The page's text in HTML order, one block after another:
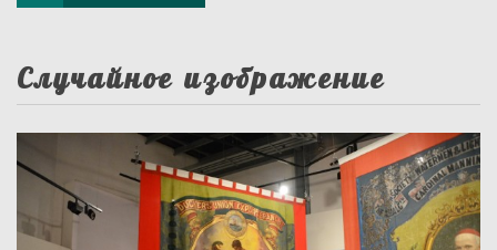
Случайное изображение